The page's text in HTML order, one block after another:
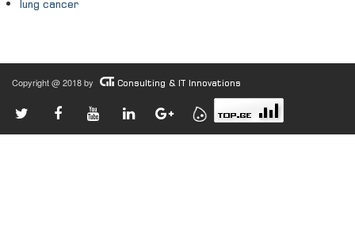
lung cancer
Copyright @ 2018 by Consulting & IT Innovations